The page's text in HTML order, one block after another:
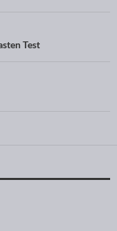
Test